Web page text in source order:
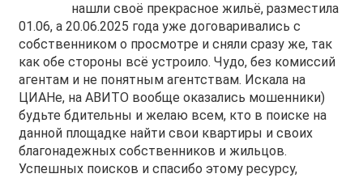
нашли своё прекрасное жильё, разместила
01.06, а 20.06.2025 года уже договаривались с
собственником о просмотре и сняли сразу же, так
как обе стороны всё устроило. Чудо, без комиссий
агентам и не понятным агентствам. Искала на
ЦИАНе, на АВИТО вообще оказались мошенники)
будьте бдительны и желаю всем, кто в поиске на
данной площадке найти свои квартиры и своих
благонадежных собственников и жильцов.
Успешных поисков и спасибо этому ресурсу,